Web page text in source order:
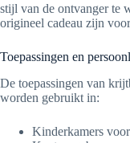
stijl van de ontvanger te
origineel cadeau zijn
Toepassingen en
De toepassingen van
worden gebruikt in:
Kinderkamers